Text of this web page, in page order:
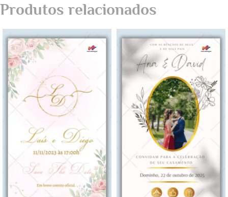
Produtos relacionados